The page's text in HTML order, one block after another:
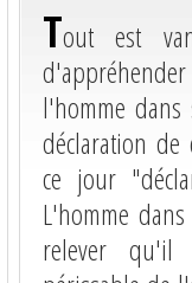
Tout est
l'homme
déclaration
ce jour
L'homme
relever